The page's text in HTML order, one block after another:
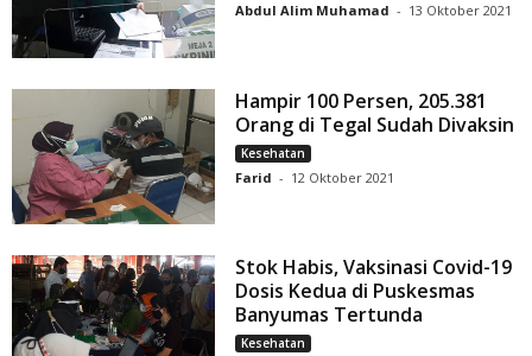
Abdul Alim Muhamad - 13 Oktober 2021
Hampir 100 Persen, 205.381
Orang di Tegal Sudah Divaksin
Kesehatan
Farid - 12 Oktober 2021
Stok Habis, Vaksinasi Covid-19
Dosis Kedua di Puskesmas
Banyumas Tertunda
Kesehatan